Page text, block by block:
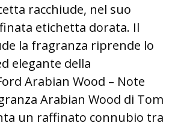
racchiude, nel suo
etichetta dorata. Il
la fragranza riprende lo
elegante della
Arabian Wood – Note
Arabian Wood di Tom
un raffinato connubio tra